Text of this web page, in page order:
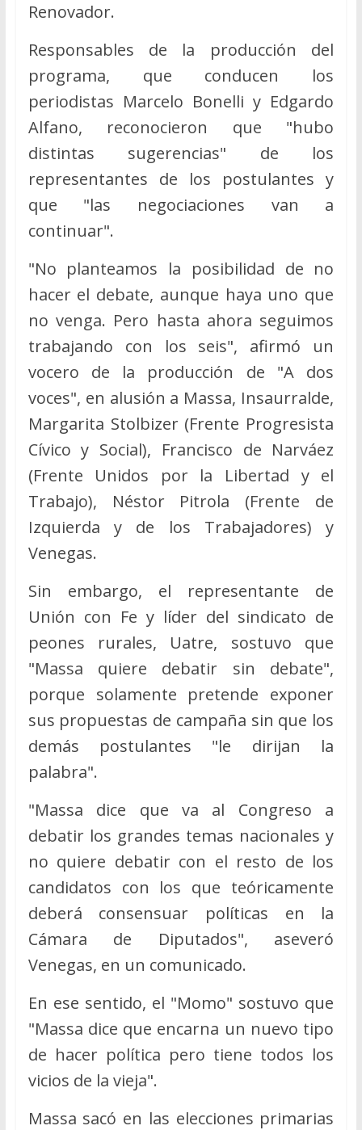
Renovador.
Responsables de la producción del
programa, que conducen los
periodistas Marcelo Bonelli y Edgardo
Alfano, reconocieron que "hubo
distintas sugerencias" de los
representantes de los postulantes y
que "las negociaciones van a
continuar".
"No planteamos la posibilidad de no
hacer el debate, aunque haya uno que
no venga. Pero hasta ahora seguimos
trabajando con los seis", afirmó un
vocero de la producción de "A dos
voces", en alusión a Massa, Insaurralde,
Margarita Stolbizer (Frente Progresista
Cívico y Social), Francisco de Narváez
(Frente Unidos por la Libertad y el
Trabajo), Néstor Pitrola (Frente de
Izquierda y de los Trabajadores) y
Venegas.
Sin embargo, el representante de
Unión con Fe y líder del sindicato de
peones rurales, Uatre, sostuvo que
"Massa quiere debatir sin debate",
porque solamente pretende exponer
sus propuestas de campaña sin que los
demás postulantes "le dirijan la
palabra".
"Massa dice que va al Congreso a
debatir los grandes temas nacionales y
no quiere debatir con el resto de los
candidatos con los que teóricamente
deberá consensuar políticas en la
Cámara de Diputados", aseveró
Venegas, en un comunicado.
En ese sentido, el "Momo" sostuvo que
"Massa dice que encarna un nuevo tipo
de hacer política pero tiene todos los
vicios de la vieja".
Massa sacó en las elecciones primarias